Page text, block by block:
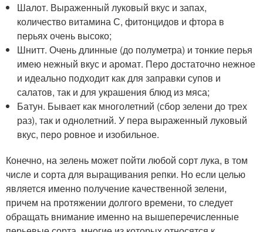
Шалот. Выраженный луковый вкус и запах,
количество витамина С, фитонцидов и фтора в
перьях очень высоко;
Шнитт. Очень длинные (до полуметра) и тонкие перья
имею нежный вкус и аромат. Перо достаточно нежное
и идеально подходит как для заправки супов и
салатов, так и для украшения блюд из мяса;
Батун. Бывает как многолетний (сбор зелени до трех
раз), так и однолетний. У пера выраженный луковый
вкус, перо ровное и изобильное.
Конечно, на зелень может пойти любой сорт лука, в том
числе и сорта для выращивания репки. Но если целью
является именно получение качественной зелени,
причем на протяжении долгого времени, то следует
обращать внимание именно на вышеперечисленные